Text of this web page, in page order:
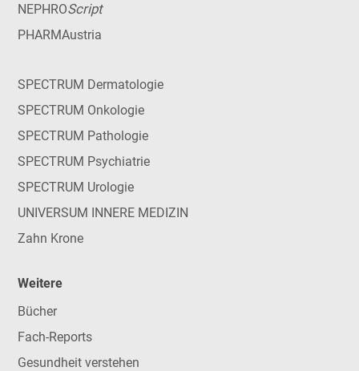
NEPHROScript
PHARMAustria
SPECTRUM Dermatologie
SPECTRUM Onkologie
SPECTRUM Pathologie
SPECTRUM Psychiatrie
SPECTRUM Urologie
UNIVERSUM INNERE MEDIZIN
Zahn Krone
Weitere
Bücher
Fach-Reports
Gesundheit verstehen